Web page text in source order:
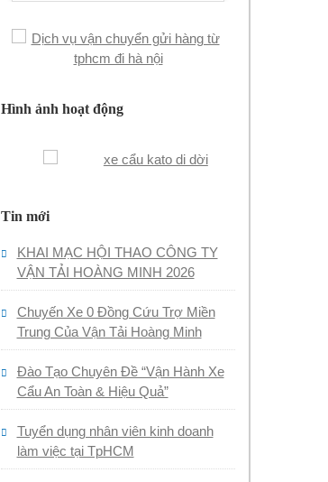
Hình ảnh hoạt động
Tin mới
KHAI MẠC HỘI THAO CÔNG TY
VẬN TẢI HOÀNG MINH 2026
Chuyến Xe 0 Đồng Cứu Trợ Miền
Trung Của Vận Tải Hoàng Minh
Đào Tạo Chuyên Đề “Vận Hành Xe
Cẩu An Toàn & Hiệu Quả”
Tuyển dụng nhân viên kinh doanh
làm việc tại TpHCM